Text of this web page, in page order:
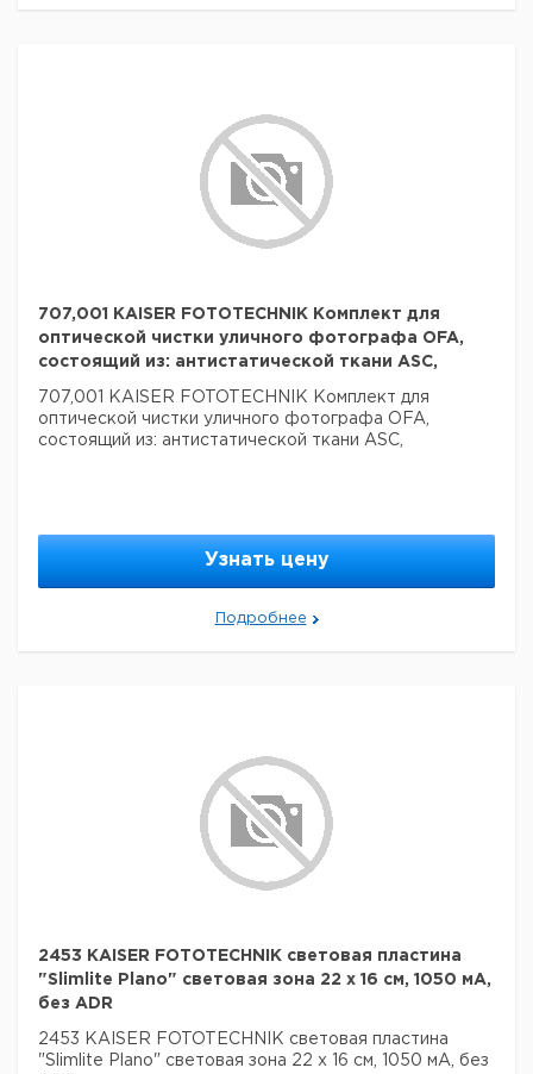
707,001 KAISER FOTOTECHNIK Комплект для
оптической чистки уличного фотографа OFA,
состоящий из: антистатической ткани ASC,
707,001 KAISER FOTOTECHNIK Комплект для
оптической чистки уличного фотографа OFA,
состоящий из: антистатической ткани ASC,
Узнать цену
Подробнее
2453 KAISER FOTOTECHNIK световая пластина
"Slimlite Plano" световая зона 22 x 16 см, 1050 мА,
без ADR
2453 KAISER FOTOTECHNIK световая пластина
"Slimlite Plano" световая зона 22 x 16 см, 1050 мА, без